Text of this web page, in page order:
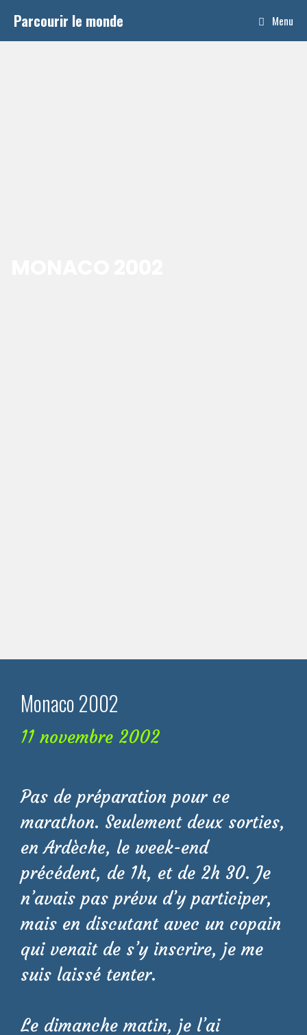
Aller
au
Parcourir le monde Menu
Monaco 2002
11 novembre 2002
Pas de préparation pour ce
marathon. Seulement deux sorties,
en Ardèche, le week-end
précédent, de 1h, et de 2h 30. Je
n’avais pas prévu d’y participer,
mais en discutant avec un copain
qui venait de s’y inscrire, je me
suis laissé tenter.
Le dimanche matin, je l’ai